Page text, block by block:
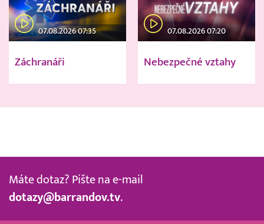
07.08.2026 07:35
Záchranáři
07.08.2026 07:20
Nebezpečné vztahy
Máte dotaz? Pište na e-mail
dotazy@barrandov.tv.